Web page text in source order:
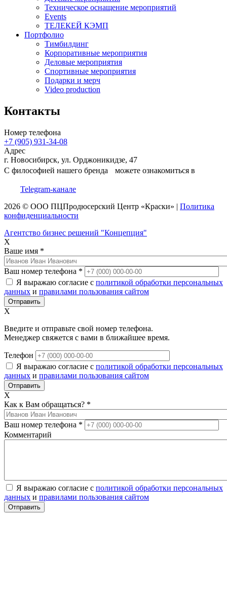
Техническое оснащение мероприятий
Events
ТЕЛЕКЕЙ КЭМП
Портфолио
Тимбилдинг
Корпоративные мероприятия
Деловые мероприятия
Спортивные мероприятия
Подарки и мерч
Video production
Контакты
Номер телефона
+7 (905) 931-34-08
Адрес
г. Новосибирск, ул. Орджоникидзе, 47
С философией нашего бренда можете ознакомиться в
Telegram-канале
2026 © ООО ПЦПродюсерский Центр «Краски» | Политика
конфиденциальности
Агентство бизнес решений "Концепция"
X
Ваше имя *
Ваш номер телефона *
Я выражаю согласие с политикой обработки персональных
данных и правилами пользования сайтом
X
Введите и отправьте свой номер телефона.
Менеджер свяжется с вами в ближайшее время.
Телефон
Я выражаю согласие с политикой обработки персональных
данных и правилами пользования сайтом
X
Как к Вам обращаться? *
Ваш номер телефона *
Комментарий
Я выражаю согласие с политикой обработки персональных
данных и правилами пользования сайтом